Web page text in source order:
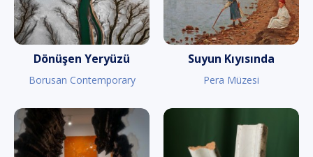
Dönüşen Yeryüzü
Borusan Contemporary
Suyun Kıyısında
Pera Müzesi